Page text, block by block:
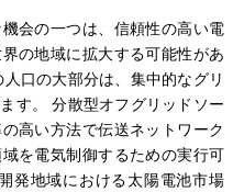
会の一つは、信頼性の高い電
の地域に拡大する可能性があ
口の大部分は、集中的なグリ
す。 分散型オフグリッドソー
高い方法で伝送ネットワーク
を電気制御するための実行可
発地域における太陽電池市場